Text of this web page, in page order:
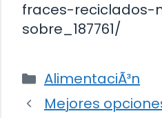
fraces-reciclados-
sobre_187761/
Categorías
AlimentaciÃ³n
Mejores